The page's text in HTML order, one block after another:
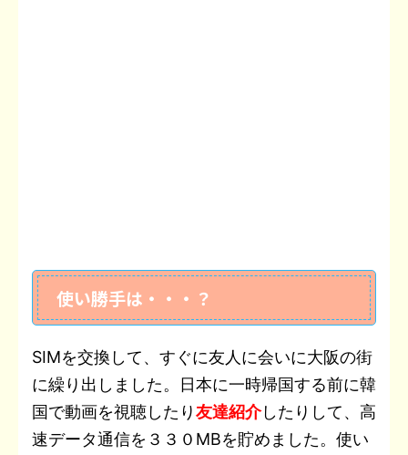
使い勝手は・・・？
SIMを交換して、すぐに友人に会いに大阪の街
に繰り出しました。日本に一時帰国する前に韓
国で動画を視聴したり友達紹介したりして、高
速データ通信を３３０MBを貯めました。使い